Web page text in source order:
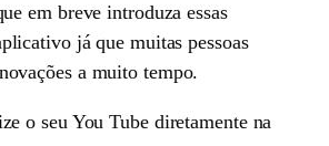
em breve introduza essas
já que muitas pessoas
a muito tempo.
o seu You Tube diretamente na